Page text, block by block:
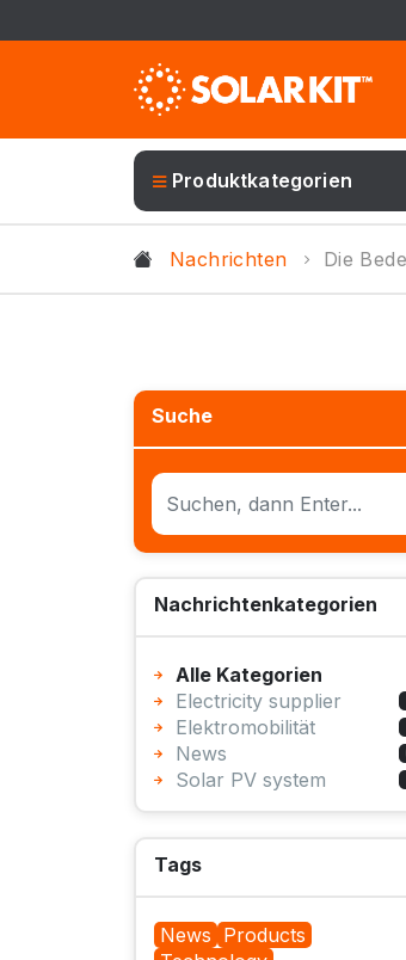
Produktkategorien
Nachrichten Die
Suche
Nachrichtenkategorien
Alle Kategorien
Electricity supplier
Elektromobilität
News
Solar PV system
Tags
News Products